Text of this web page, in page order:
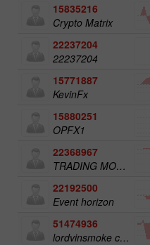
15835216
Crypto Matrix
22237204
22237204
15771887
KevinFx
15880251
OPFX1
22368967
TRADING MOHIYATI
22192500
Event horizon
51474936
lordvinsmoke company